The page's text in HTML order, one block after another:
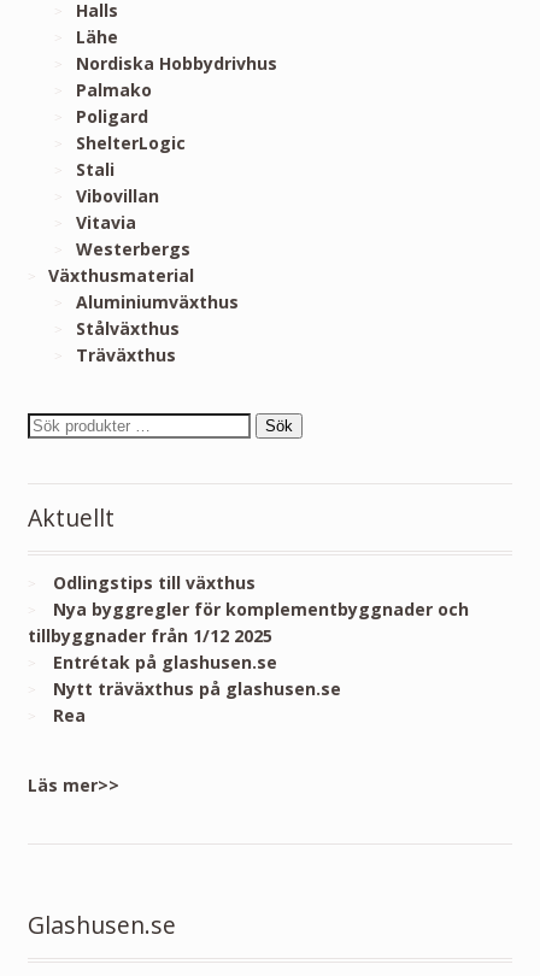
Halls
Lähe
Nordiska Hobbydrivhus
Palmako
Poligard
ShelterLogic
Stali
Vibovillan
Vitavia
Westerbergs
Växthusmaterial
Aluminiumväxthus
Stålväxthus
Träväxthus
Sök
Aktuellt
Odlingstips till växthus
Nya byggregler för komplementbyggnader och
tillbyggnader från 1/12 2025
Entrétak på glashusen.se
Nytt träväxthus på glashusen.se
Rea
Läs mer>>
Glashusen.se